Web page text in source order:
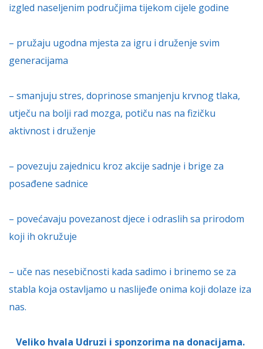
izgled naseljenim područjima tijekom cijele godine
– pružaju ugodna mjesta za igru i druženje svim
generacijama
– smanjuju stres, doprinose smanjenju krvnog tlaka,
utječu na bolji rad mozga, potiču nas na fizičku
aktivnost i druženje
– povezuju zajednicu kroz akcije sadnje i brige za
posađene sadnice
– povećavaju povezanost djece i odraslih sa prirodom
koji ih okružuje
– uče nas nesebičnosti kada sadimo i brinemo se za
stabla koja ostavljamo u naslijeđe onima koji dolaze iza
nas.
Veliko hvala Udruzi i sponzorima na donacijama.